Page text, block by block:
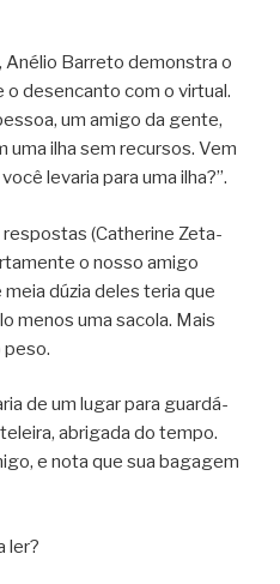
, Anélio Barreto demonstra o
desencanto com o virtual.
um amigo da gente,
uma ilha sem recursos. Vem
levaria para uma ilha?”.
(Catherine Zeta-
o nosso amigo
dúzia deles teria que
menos uma sacola. Mais
peso.
de um lugar para guardá-
abrigada do tempo.
e nota que sua bagagem
ler?